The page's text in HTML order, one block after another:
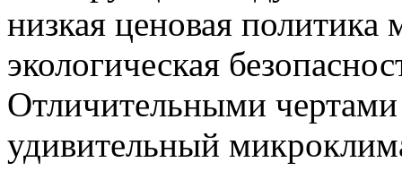
низкая ценовая политика
экологическая
Отличительными чертами
удивительный